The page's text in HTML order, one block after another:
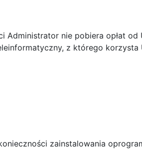
Administrator nie pobiera opłat od
z którego
zainstalowania